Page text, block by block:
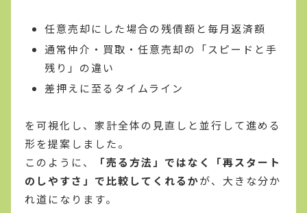
任意売却にした場合の残債額と毎月返済額
通常仲介・買取・任意売却の「スピードと手
残り」の違い
差押えに至るタイムライン
を可視化し、家計全体の見直しと並行して進める
形を提案しました。
このように、
「売る方法」ではなく「再スタート
のしやすさ」で比較してくれるかが、大きな分か
れ道になります。